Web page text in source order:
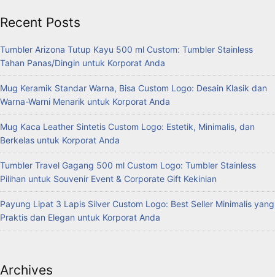
Recent Posts
Tumbler Arizona Tutup Kayu 500 ml Custom: Tumbler Stainless
Tahan Panas/Dingin untuk Korporat Anda
Mug Keramik Standar Warna, Bisa Custom Logo: Desain Klasik dan
Warna-Warni Menarik untuk Korporat Anda
Mug Kaca Leather Sintetis Custom Logo: Estetik, Minimalis, dan
Berkelas untuk Korporat Anda
Tumbler Travel Gagang 500 ml Custom Logo: Tumbler Stainless
Pilihan untuk Souvenir Event & Corporate Gift Kekinian
Payung Lipat 3 Lapis Silver Custom Logo: Best Seller Minimalis yang
Praktis dan Elegan untuk Korporat Anda
Archives